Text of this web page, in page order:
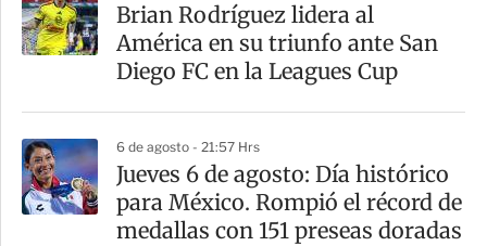
Brian Rodríguez lidera al
América en su triunfo ante San
Diego FC en la Leagues Cup
6 de agosto - 21:57 Hrs
Jueves 6 de agosto: Día histórico
para México. Rompió el récord de
medallas con 151 preseas doradas